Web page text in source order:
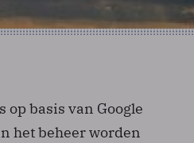
basis van Google
het beheer worden